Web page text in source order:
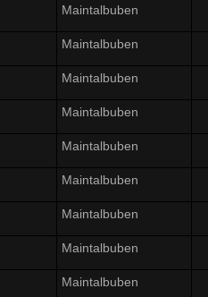
Maintalbuben
Maintalbuben
Maintalbuben
Maintalbuben
Maintalbuben
Maintalbuben
Maintalbuben
Maintalbuben
Maintalbuben